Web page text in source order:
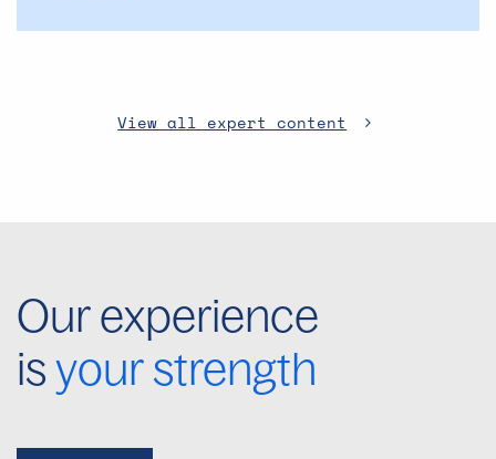
View all expert content
Our experience
isyour strength